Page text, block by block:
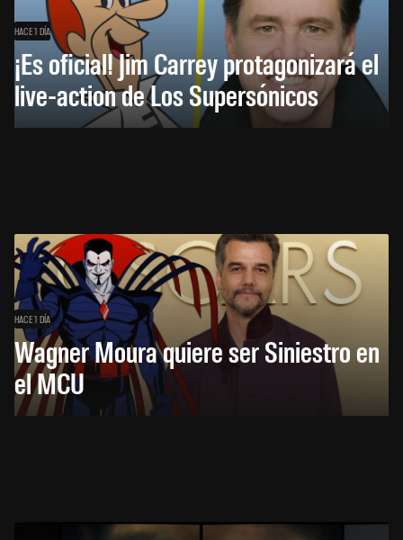
HACE 1 DÍA
¡Es oficial! Jim Carrey protagonizará el
live-action de Los Supersónicos
HACE 1 DÍA
Wagner Moura quiere ser Siniestro en
el MCU